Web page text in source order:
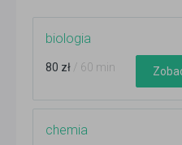
biologia
80 zł / 60 min
chemia